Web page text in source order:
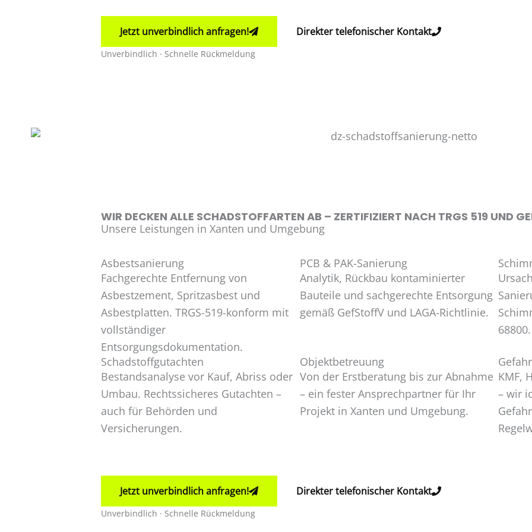
Jetzt unverbindlich anfragen! Direkter telefonischer Kontakt
Unverbindlich · Schnelle Rückmeldung
WIR DECKEN ALLE SCHADSTOFFARTEN AB – ZERTIFIZIERT NACH TRGS 519 UND
Unsere Leistungen in Xanten und Umgebung
Asbestsanierung
Fachgerechte Entfernung von
Asbestzement, Spritzasbest und
Asbestplatten. TRGS-519-konform mit
vollständiger
Entsorgungsdokumentation.
PCB & PAK-Sanierung
Analytik, Rückbau kontaminierter
Bauteile und sachgerechte Entsorgung
gemäß GefStoffV und LAGA-Richtlinie.
68800.
Schadstoffgutachten
Bestandsanalyse vor Kauf, Abriss oder
Umbau. Rechtssicheres Gutachten –
auch für Behörden und
Versicherungen.
Objektbetreuung
Von der Erstberatung bis zur Abnahme
– ein fester Ansprechpartner für Ihr
Projekt in Xanten und Umgebung.
KMF,
– wir
Jetzt unverbindlich anfragen! Direkter telefonischer Kontakt
Unverbindlich · Schnelle Rückmeldung